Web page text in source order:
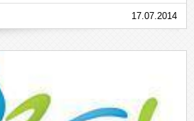
17.07.2014